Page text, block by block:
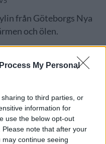
My Personal
to third parties, or
information for
use the below opt-out
note that after your
continue seeing
från Göteborgs Nya
och ölen.
strålande sommarväder.
blev lyckad för